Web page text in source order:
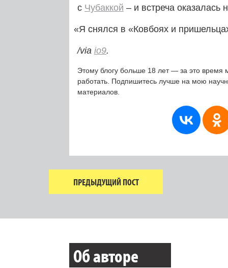
с Чубаккой – и встреча оказалась
«Я снялся в «Ковбоях и
/via io9.
Этому блогу больше 18 лет — за это время
работать. Подпишитесь лучше на мою
материалов.
ПРЕДЫДУЩИЙ ПОСТ
Об авторе